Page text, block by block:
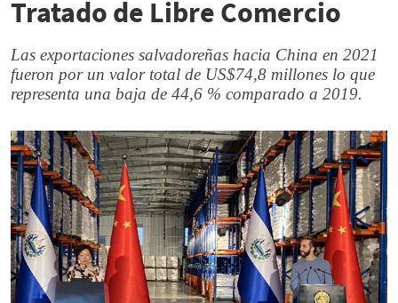
Tratado de Libre Comercio
Las exportaciones salvadoreñas hacia China en 2021
fueron por un valor total de US$74,8 millones lo que
representa una baja de 44,6 % comparado a 2019.